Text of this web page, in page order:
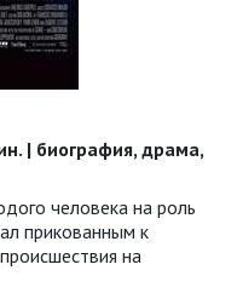
| биография, драма,
человека на роль
прикованным к
на